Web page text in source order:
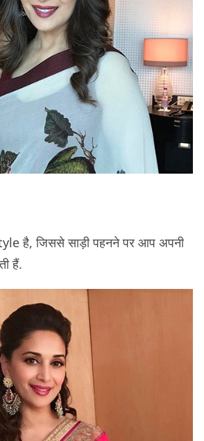
है, जिससे साड़ी पहनने पर आप अपनी
हैं.